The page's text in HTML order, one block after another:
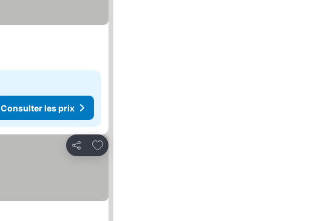
Consulter les prix
Partager
Ajouter à mes favoris